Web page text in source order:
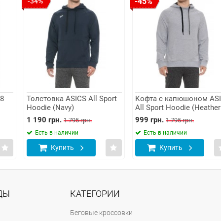
ASICS All Sport
1 795 грн.
Кофта с капюшоном ASICS
All Sport Hoodie (Heather
999 грн. 1 795 грн.
Купить
Костюм
ASICS
2 099 грн.
КАТЕГОРИИ
Беговые кроссовки